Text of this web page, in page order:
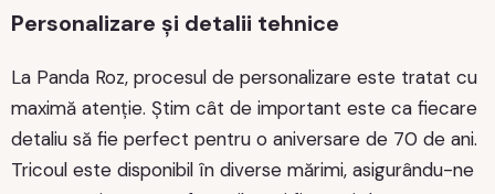
Personalizare și detalii tehnice
La Panda Roz, procesul de personalizare este tratat cu
maximă atenție. Știm cât de important este ca fiecare
detaliu să fie perfect pentru o aniversare de 70 de ani.
Tricoul este disponibil în diverse mărimi, asigurându-ne